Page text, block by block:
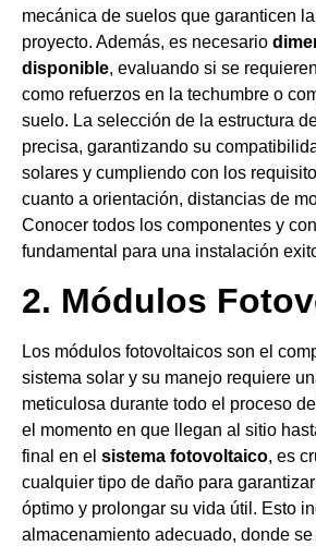
mecánica de suelos que garanticen
proyecto. Además, es necesario
disponible, evaluando si se
como refuerzos en la techumbre o
suelo. La selección de la estructura
precisa, garantizando su
solares y cumpliendo con los
cuanto a orientación, distancias de
Conocer todos los componentes y
fundamental para una instalación
2. Módulos
Los módulos fotovoltaicos son el
sistema solar y su manejo requiere
meticulosa durante todo el proceso
el momento en que llegan al sitio
final en el sistema fotovoltaico, es
cualquier tipo de daño para
óptimo y prolongar su vida útil. Esto
almacenamiento adecuado, donde